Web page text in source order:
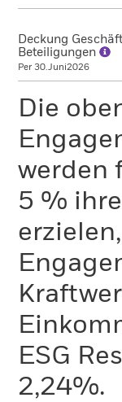
Deckung
Beteiligungen
Per 30.Juni2026
Die
werden
5 %
ESG
2,24%.